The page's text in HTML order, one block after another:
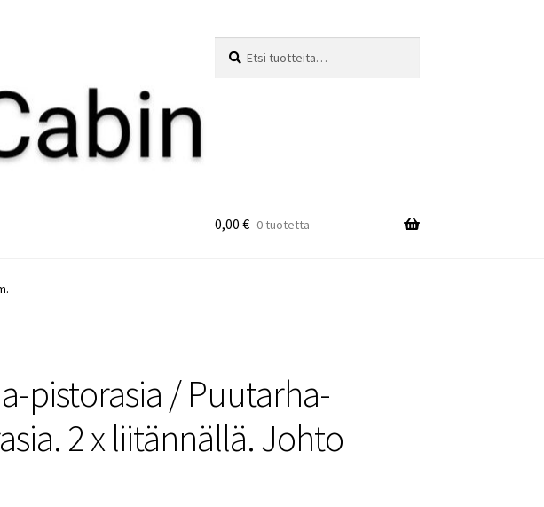
0,00 € 0 tuotetta
pistorasia / Puutarha-
2 x liitännällä. Johto